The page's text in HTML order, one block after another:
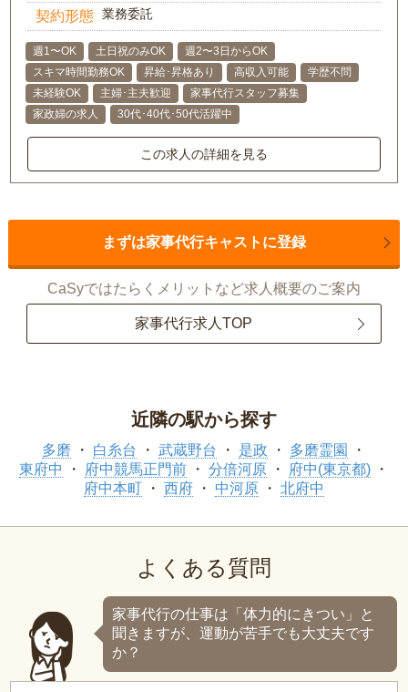
契約形態 業務委託
週1〜OK 土日祝のみOK
週2〜3日からOK
スキマ時間勤務OK
昇給･昇格あり 高収入可能
学歴不問
未経験OK
主婦･主夫歓迎
家事代行スタッフ募集
家政婦の求人
30代･40代･50代活躍中
この求人の詳細を見る
まずは家事代行キャストに登録
CaSyではたらくメリットなど求人概要のご案内
家事代行求人TOP
近隣の駅から探す
多磨 白糸台 武蔵野台 是政
多磨霊園
東府中
府中競馬正門前 分倍河原
府中(東京都)
府中本町
西府 中河原 北府中
よくある質問
家事代行の仕事は「体力的にきつい」と
聞きますが、運動が苦手でも大丈夫です
か？